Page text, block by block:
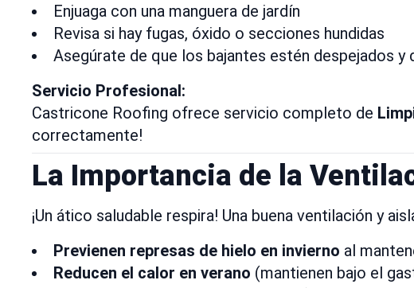
Enjuaga con una manguera de jardín
Revisa si hay fugas, óxido o secciones hundidas
Asegúrate de que los bajantes estén despejados
Servicio Profesional:
Castricone Roofing ofrece servicio completo de
correctamente!
La Importancia de la
¡Un ático saludable respira! Una buena ventilación y
Previenen represas de hielo en invierno al
Reducen el calor en verano (mantienen bajo el